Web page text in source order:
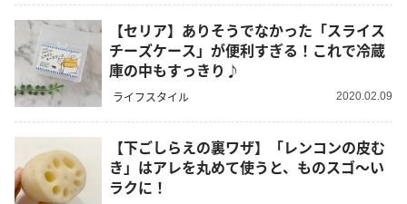
【セリア】ありそうでなかった「スライス
チーズケース」が便利すぎる！これで冷蔵
庫の中もすっきり♪
ライフスタイル 2020.02.09
【下ごしらえの裏ワザ】「レンコンの皮む
き」はアレを丸めて使うと、ものスゴ～い
ラクに！